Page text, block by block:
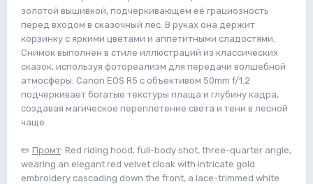
золотой вышивкой, подчеркивающем её грациозность
перед входом в сказочный лес. В руках она держит
корзинку с яркими цветами и аппетитными сладостями.
Снимок выполнен в стиле иллюстраций из классических
сказок, используя фотореализм для передачи волшебной
атмосферы. Canon EOS R5 с объективом 50mm f/1.2
подчеркивает богатые текстуры плаща и глубину кадра,
создавая магическое переплетение света и тени в лесной
чаще
✏️ Промт: Red riding hood, full-body shot, three-quarter angle,
wearing an elegant red velvet cloak with intricate gold
embroidery cascading down the front, a lace-trimmed white